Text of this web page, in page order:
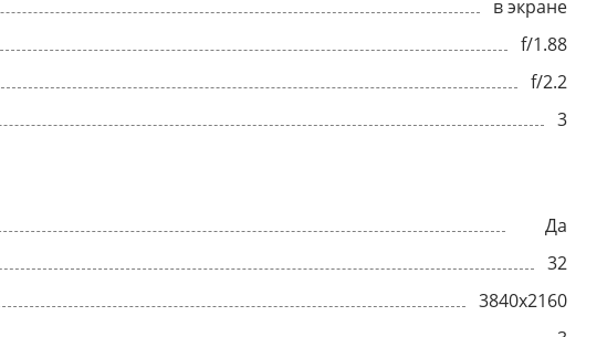
в экране
f/1.88
f/2.2
3
Да
32
3840x2160